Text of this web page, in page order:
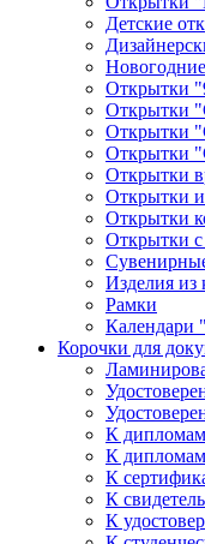
Детские
Открытки
Открытки
Открытки
Открытки
Открытки
Открытки
Открытки
Открытки
Изделия
Рамки
Календари
Корочки для
К
К
К
К
К